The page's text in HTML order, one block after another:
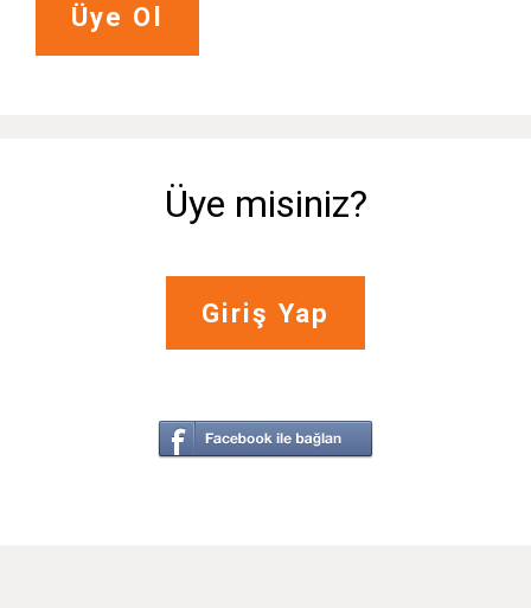
Üye Ol
Üye misiniz?
Giriş Yap